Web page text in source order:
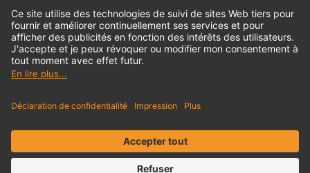
gestion de production
Avoir une production efficace sans une gestion d'outils
moderne ? Chez GROB, cela est aujourd'hui impensable,
aussi bien dans l'usine principale de…